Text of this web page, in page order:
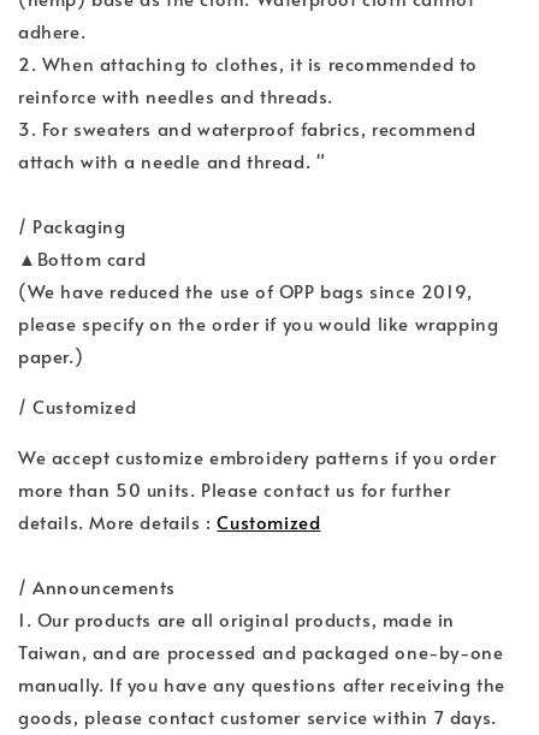
adhere.
2. When attaching to clothes, it is recommended to
reinforce with needles and threads.
3. For sweaters and waterproof fabrics, recommend
attach with a needle and thread. "
/ Packaging
▲Bottom card
(We have reduced the use of OPP bags since 2019,
please specify on the order if you would like wrapping
paper.)
/ Customized
We accept customize embroidery patterns if you order
more than 50 units. Please contact us for further
details. More details :Customized
/ Announcements
1. Our products are all original products, made in
Taiwan, and are processed and packaged one-by-one
manually. If you have any questions after receiving the
goods, please contact customer service within 7 days.